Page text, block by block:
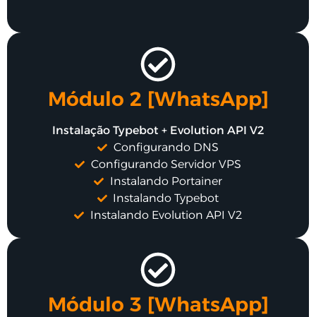
Módulo 2 [WhatsApp]
Instalação Typebot + Evolution API V2
Configurando DNS
Configurando Servidor VPS
Instalando Portainer
Instalando Typebot
Instalando Evolution API V2
Módulo 3 [WhatsApp]